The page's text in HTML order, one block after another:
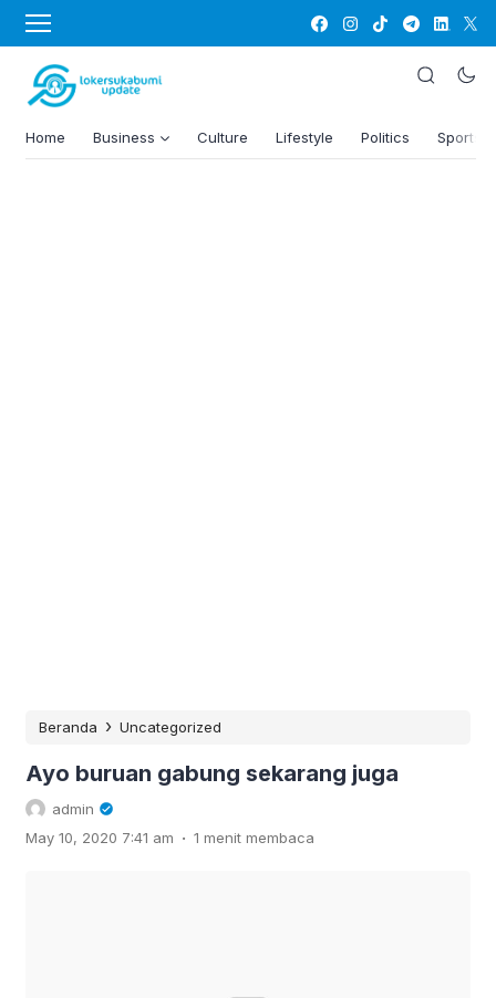
Home Business Culture Lifestyle Politics Sports
Beranda › Uncategorized
Ayo buruan gabung sekarang juga
admin
May 10, 2020 7:41 am . 1 menit membaca